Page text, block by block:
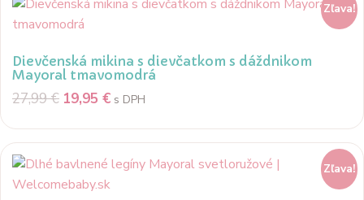
Zľava!
Dievčenská mikina s dievčatkom s dáždnikom
Mayoral tmavomodrá
27,99€ 19,95 € s DPH
Zľava!